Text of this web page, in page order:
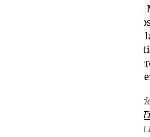
El coordinador general del PP
transparencia y colaboración
también el respeto al trabajo
presunción de inocencia. El
miércoles donde asistirán el
Carmona, y el portavoz
en las
Puedes ponerte en contacto